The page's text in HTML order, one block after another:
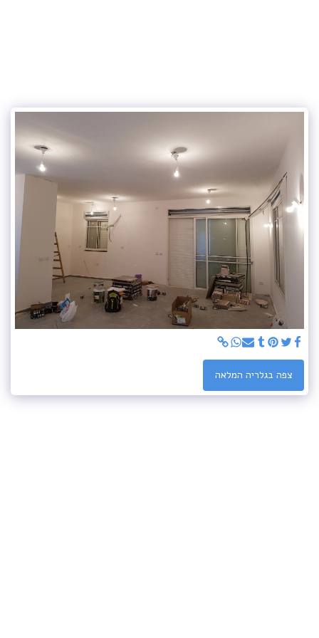
צפה בגלריה המלאה